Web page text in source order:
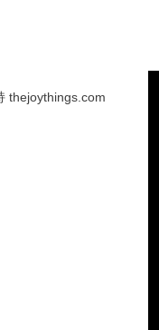
thejoythings.com